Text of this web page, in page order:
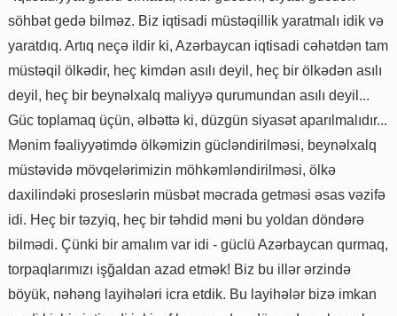
söhbət gedə bilməz. Biz iqtisadi müstəqillik yaratmalı idik və
yaratdıq. Artıq neçə ildir ki, Azərbaycan iqtisadi cəhətdən tam
müstəqil ölkədir, heç kimdən asılı deyil, heç bir ölkədən asılı
deyil, heç bir beynəlxalq maliyyə qurumundan asılı deyil...
Güc toplamaq üçün, əlbəttə ki, düzgün siyasət aparılmalıdır...
Mənim fəaliyyətimdə ölkəmizin gücləndirilməsi, beynəlxalq
müstəvidə mövqelərimizin möhkəmləndirilməsi, ölkə
daxilindəki proseslərin müsbət məcrada getməsi əsas vəzifə
idi. Heç bir təzyiq, heç bir təhdid məni bu yoldan döndərə
bilmədi. Çünki bir amalım var idi - güclü Azərbaycan qurmaq,
torpaqlarımızı işğaldan azad etmək! Biz bu illər ərzində
böyük, nəhəng layihələri icra etdik. Bu layihələr bizə imkan